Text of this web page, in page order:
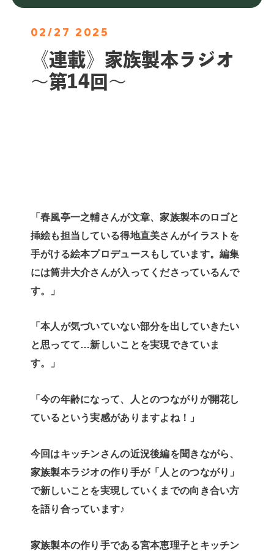
02/27 2025
《連載》家族製本ラジオ
〜第14回〜
「春風亭一之輔さんが文章、家族製本のロゴと
挿絵も担当している得地直美さんがイラストを
手がける絵本プロデュースもしています。編集
には筒井大介さんが入ってくださっているんで
す。」
「本人が気づいていない部分を出していきたい
と思ってて…新しいことを実現できていま
す。」
「今の年齢になって、人とのつながりが開花し
ているという実感がありますよね！」
今回はキッチンさんの近況後編を聞きながら、
家族製本ラジオの作り手が「人とのつながり」
で新しいことを実現していくまでの向き合い方
を語り合っています♪
家族製本の作り手である宮本恵理子とキッチン